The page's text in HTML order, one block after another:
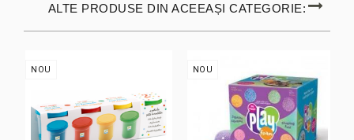
ALTE PRODUSE DIN ACEEAȘI CATEGORIE:
NOU NOU